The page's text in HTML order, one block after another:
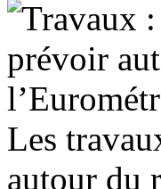
Les
autour du